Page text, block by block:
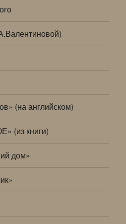
(на английском)
(из книги)
дом»